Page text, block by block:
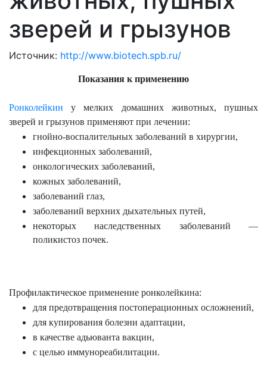
зверей и грызунов
Источник: http://www.biotech.spb.ru/
Показания к применению
Ронколейкин у мелких домашних животных, пушных
зверей и грызунов применяют при лечении:
гнойно-воспалительных заболеваний в хирургии,
инфекционных заболеваний,
онкологических заболеваний,
кожных заболеваний,
заболеваний глаз,
заболеваний верхних дыхательных путей,
некоторых наследственных заболеваний —
поликистоз почек.
Профилактическое применение ронколейкина:
для предотвращения постоперационных осложнений,
для купирования болезни адаптации,
в качестве адьюванта вакцин,
с целью иммунореабилитации.